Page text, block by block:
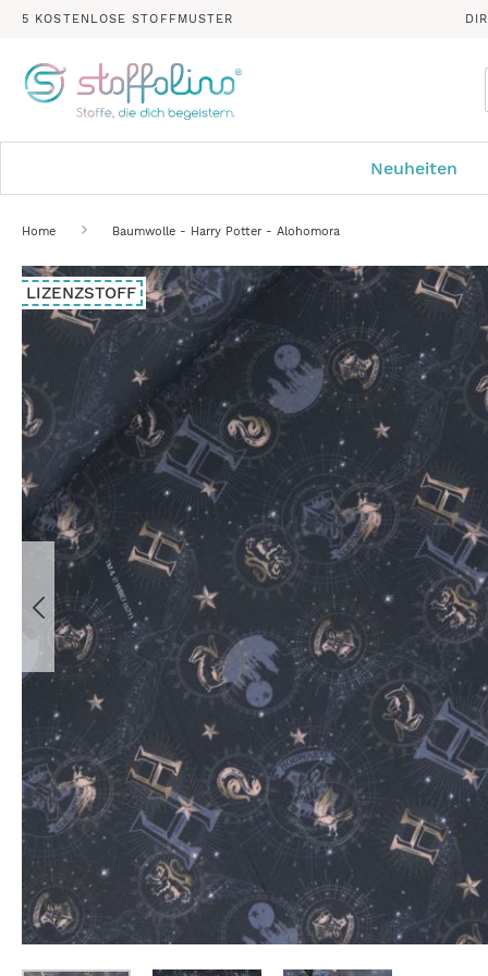
5 KOSTENLOSE STOFFMUSTER
Neuheiten
Home Baumwolle - Harry Potter - Alohomora
Zum
Ende
Bildergalerie
LIZENZSTOFF